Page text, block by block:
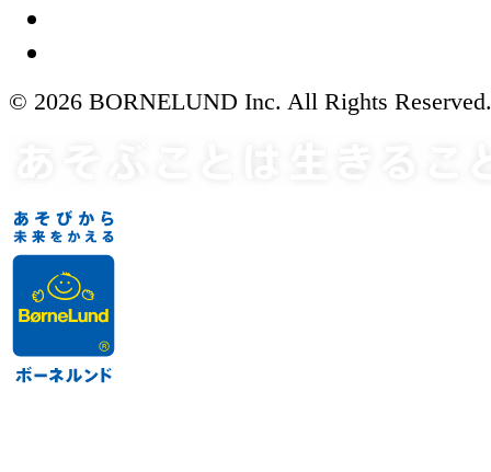
© 2026 BORNELUND Inc. All Rights Reserved.